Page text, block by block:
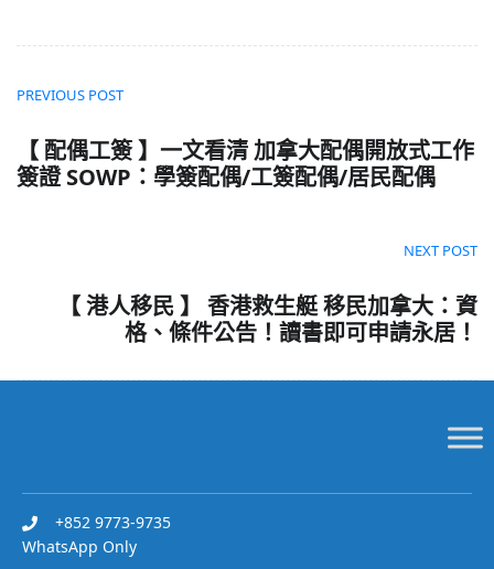
PREVIOUS POST
【 配偶工簽 】一文看清 加拿大配偶開放式工作
簽證 SOWP：學簽配偶/工簽配偶/居民配偶
NEXT POST
【 港人移民 】 香港救生艇 移民加拿大：資
格、條件公告！讀書即可申請永居！
+852 9773-9735
WhatsApp Only